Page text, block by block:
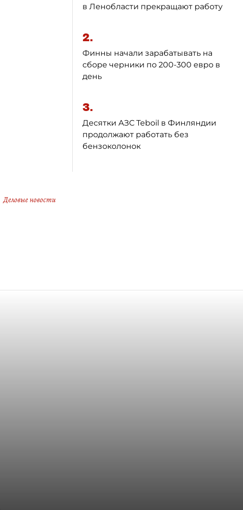
в Ленобласти прекращают работу
2.
Финны начали зарабатывать на
сборе черники по 200-300 евро в
день
3.
Десятки АЗС Teboil в Финляндии
продолжают работать без
бензоколонок
Деловые новости